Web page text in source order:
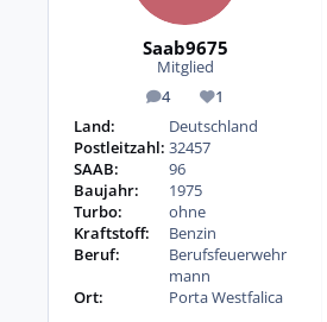
Saab9675
Mitglied
4
Beiträge1
Reputation
Land:
Deutschland
Postleitzahl: 32457
SAAB:
96
Baujahr:
1975
Turbo:
ohne
Kraftstoff:
Benzin
Beruf:
Berufsfeuerwehr
mann
Ort:
Porta Westfalica